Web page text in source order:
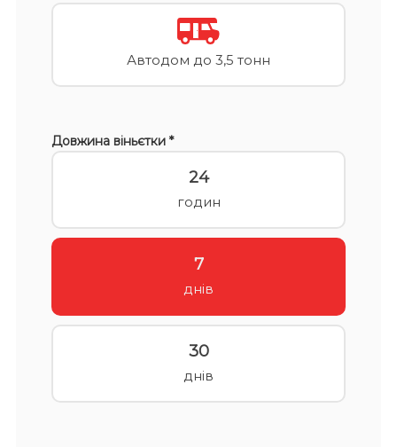
Автодом до 3,5 тонн
Довжина віньєтки *
24
годин
7
днів
30
днів